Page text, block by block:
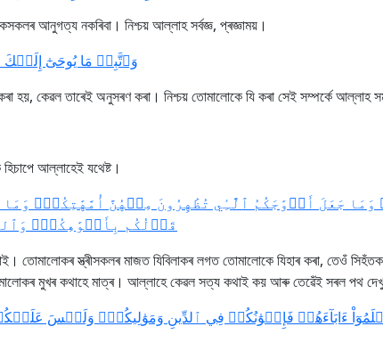
আনুগত্য নকৰিবা। নিশ্চয় আল্লাহ সৰ্বজ্ঞ, প্ৰজ্ঞাময়।
وَٱتَّبِعۡ مَا يُوحَىٰٓ إِلَيۡكَ
হয়, কেৱল তাৰেই অনুসৰণ কৰা। নিশ্চয় তোমালোকে যি কৰা সেই সম্পৰ্কে আল্লাহ
আল্লাহেই যথেষ্ট।
وَمَا جَعَلَ أَزۡوَٰجَكُمُ ٱلَّٰٓـِٔي تُظَٰهِرُونَ مِنۡهُنَّ أُمَّهَٰتِكُمۡۚ
قَوۡلُكُم بِأَفۡوَٰهِكُمۡۖ
তোমালোকৰ স্ত্ৰীসকলৰ মাজত যিবিলাকৰ লগত তোমালোকে যিহাৰ কৰা, তেওঁ
মুখৰ কথাহে মাত্ৰ। আল্লাহে কেৱল সত্য কথাই কয় আৰু তেৱেঁই সৰল পথ
ءَابَآءَهُمۡ فَإِخۡوَٰنُكُمۡ فِي ٱلدِّينِ وَمَوَٰلِيكُمۡۚ وَلَيۡسَ